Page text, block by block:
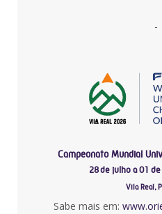
-
Campeonato Mundial
28 de julho a 01
Vila Real,
Sabe mais em: